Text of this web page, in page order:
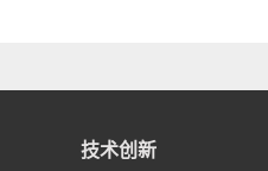
技术创新